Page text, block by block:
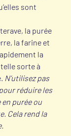
sont
la purée
la farine et
la
sorte à
N’utilisez pas
réduire les
purée ou
Cela rend la